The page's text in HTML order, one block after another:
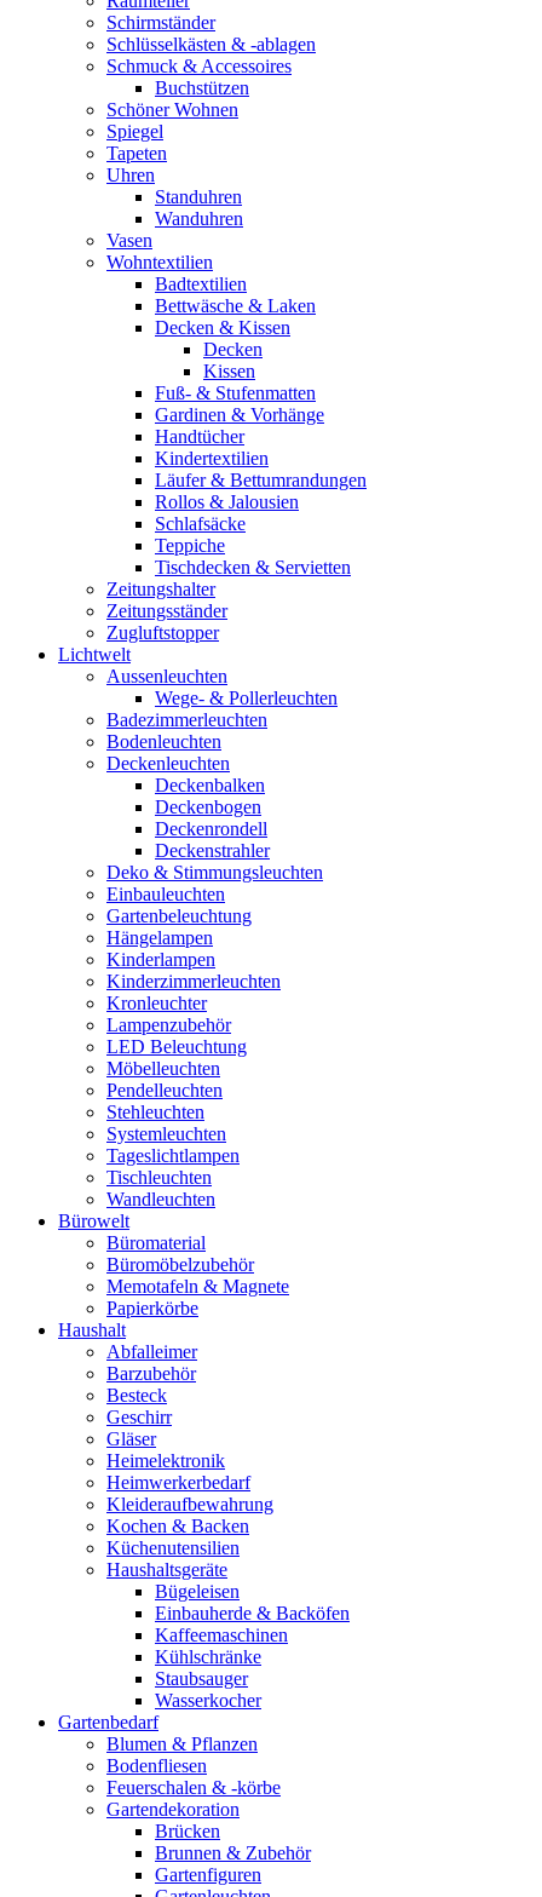
Schirmständer
Schlüsselkästen & -ablagen
Schmuck & Accessoires
Buchstützen
Schöner Wohnen
Spiegel
Tapeten
Uhren
Standuhren
Wanduhren
Vasen
Wohntextilien
Badtextilien
Bettwäsche & Laken
Decken & Kissen
Decken
Kissen
Fuß- & Stufenmatten
Gardinen & Vorhänge
Handtücher
Kindertextilien
Läufer & Bettumrandungen
Rollos & Jalousien
Schlafsäcke
Teppiche
Tischdecken & Servietten
Zeitungshalter
Zeitungsständer
Zugluftstopper
Lichtwelt
Aussenleuchten
Wege- & Pollerleuchten
Badezimmerleuchten
Bodenleuchten
Deckenleuchten
Deckenbalken
Deckenbogen
Deckenrondell
Deckenstrahler
Deko & Stimmungsleuchten
Einbauleuchten
Gartenbeleuchtung
Hängelampen
Kinderlampen
Kinderzimmerleuchten
Kronleuchter
Lampenzubehör
LED Beleuchtung
Möbelleuchten
Pendelleuchten
Stehleuchten
Systemleuchten
Tageslichtlampen
Tischleuchten
Wandleuchten
Bürowelt
Büromaterial
Büromöbelzubehör
Memotafeln & Magnete
Papierkörbe
Haushalt
Abfalleimer
Barzubehör
Besteck
Geschirr
Gläser
Heimelektronik
Heimwerkerbedarf
Kleideraufbewahrung
Kochen & Backen
Küchenutensilien
Haushaltsgeräte
Bügeleisen
Einbauherde & Backöfen
Kaffeemaschinen
Kühlschränke
Staubsauger
Wasserkocher
Gartenbedarf
Blumen & Pflanzen
Bodenfliesen
Feuerschalen & -körbe
Gartendekoration
Brücken
Brunnen & Zubehör
Gartenfiguren